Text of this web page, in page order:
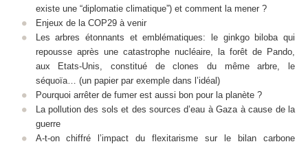
existe une “diplomatie climatique”) et comment la mener ?
Enjeux de la COP29 à venir
Les arbres étonnants et emblématiques: le ginkgo biloba qui
repousse après une catastrophe nucléaire, la forêt de Pando,
aux Etats-Unis, constitué de clones du même arbre, le
séquoïa… (un papier par exemple dans l’idéal)
Pourquoi arrêter de fumer est aussi bon pour la planète ?
La pollution des sols et des sources d’eau à Gaza à cause de la
guerre
A-t-on chiffré l’impact du flexitarisme sur le bilan carbone